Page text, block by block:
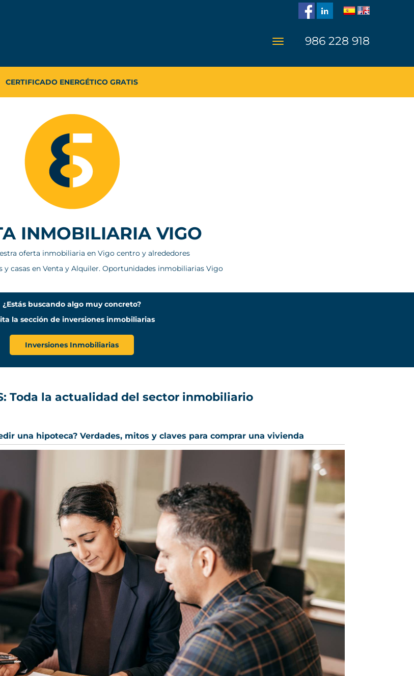
986 228 918
TASACIÓN DE VIVIENDA GRATIS
INMOBILIARIA VIGO
oferta inmobiliaria en Vigo centro y alrededores
y casas en Venta y Alquiler. Oportunidades inmobiliarias Vigo
¿Estás buscando algo muy concreto?
la sección de inversiones inmobiliarias
Inversiones Inmobiliarias
Toda la actualidad del sector inmobiliario
una hipoteca? Verdades, mitos y claves para comprar una vivienda